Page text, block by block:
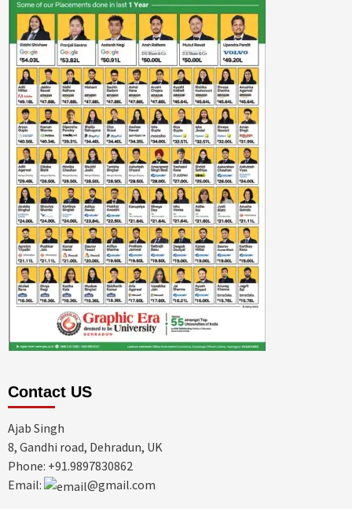
Contact US
Ajab Singh
8, Gandhi road, Dehradun, UK
Phone: +91.9897830862
Email:
@gmail.com